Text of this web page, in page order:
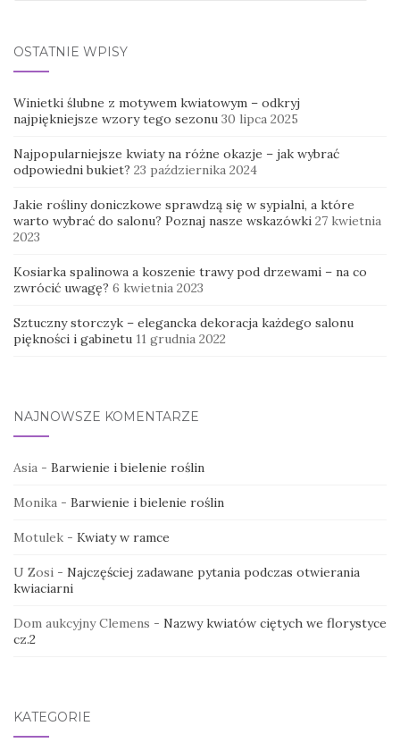
OSTATNIE WPISY
Winietki ślubne z motywem kwiatowym – odkryj
najpiękniejsze wzory tego sezonu 30 lipca 2025
Najpopularniejsze kwiaty na różne okazje – jak wybrać
odpowiedni bukiet? 23 października 2024
Jakie rośliny doniczkowe sprawdzą się w sypialni, a które
warto wybrać do salonu? Poznaj nasze wskazówki 27 kwietnia
2023
Kosiarka spalinowa a koszenie trawy pod drzewami – na co
zwrócić uwagę? 6 kwietnia 2023
Sztuczny storczyk – elegancka dekoracja każdego salonu
piękności i gabinetu 11 grudnia 2022
NAJNOWSZE KOMENTARZE
Asia - Barwienie i bielenie roślin
Monika - Barwienie i bielenie roślin
Motulek - Kwiaty w ramce
U Zosi - Najczęściej zadawane pytania podczas otwierania
kwiaciarni
Dom aukcyjny Clemens - Nazwy kwiatów ciętych we florystyce
cz.2
KATEGORIE